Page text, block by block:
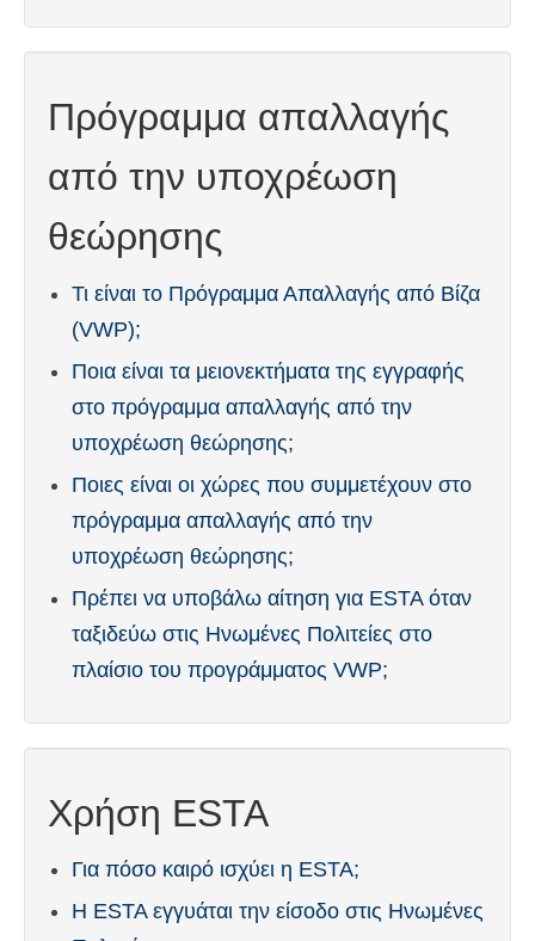
Magyar Ουγγρικά)
Italiano Ιταλικά)
한국어 Κορεάτικα
Polski(Πολωνικά)
Português( Πορτογαλικά
Slovenčina Σλαβική
Slovenščina(Σλοβενικά )
Español(Ισπανικά)
Svenska(Σουηδικά)
Πρόγραμμα απαλλαγής
από την υποχρέωση
θεώρησης
Τι είναι το Πρόγραμμα Απαλλαγής από Βίζα
(VWP);
Ποια είναι τα μειονεκτήματα της εγγραφής
στο πρόγραμμα απαλλαγής από την
υποχρέωση θεώρησης;
Ποιες είναι οι χώρες που συμμετέχουν στο
πρόγραμμα απαλλαγής από την
υποχρέωση θεώρησης;
Πρέπει να υποβάλω αίτηση για ESTA όταν
ταξιδεύω στις Ηνωμένες Πολιτείες στο
πλαίσιο του προγράμματος VWP;
Χρήση ESTA
Για πόσο καιρό ισχύει η ESTA;
Η ESTA εγγυάται την είσοδο στις Ηνωμένες